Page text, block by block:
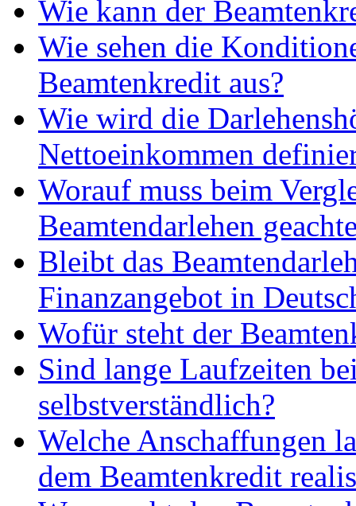
Wie kann der
Wie sehen die
Beamtenkredit aus?
Wie wird die
Nettoeinkommen
Worauf muss beim
Beamtendarlehen
Bleibt das
Finanzangebot in
Wofür steht der
Sind lange Laufzeiten
selbstverständlich?
Welche Anschaffungen
dem Beamtenkredit